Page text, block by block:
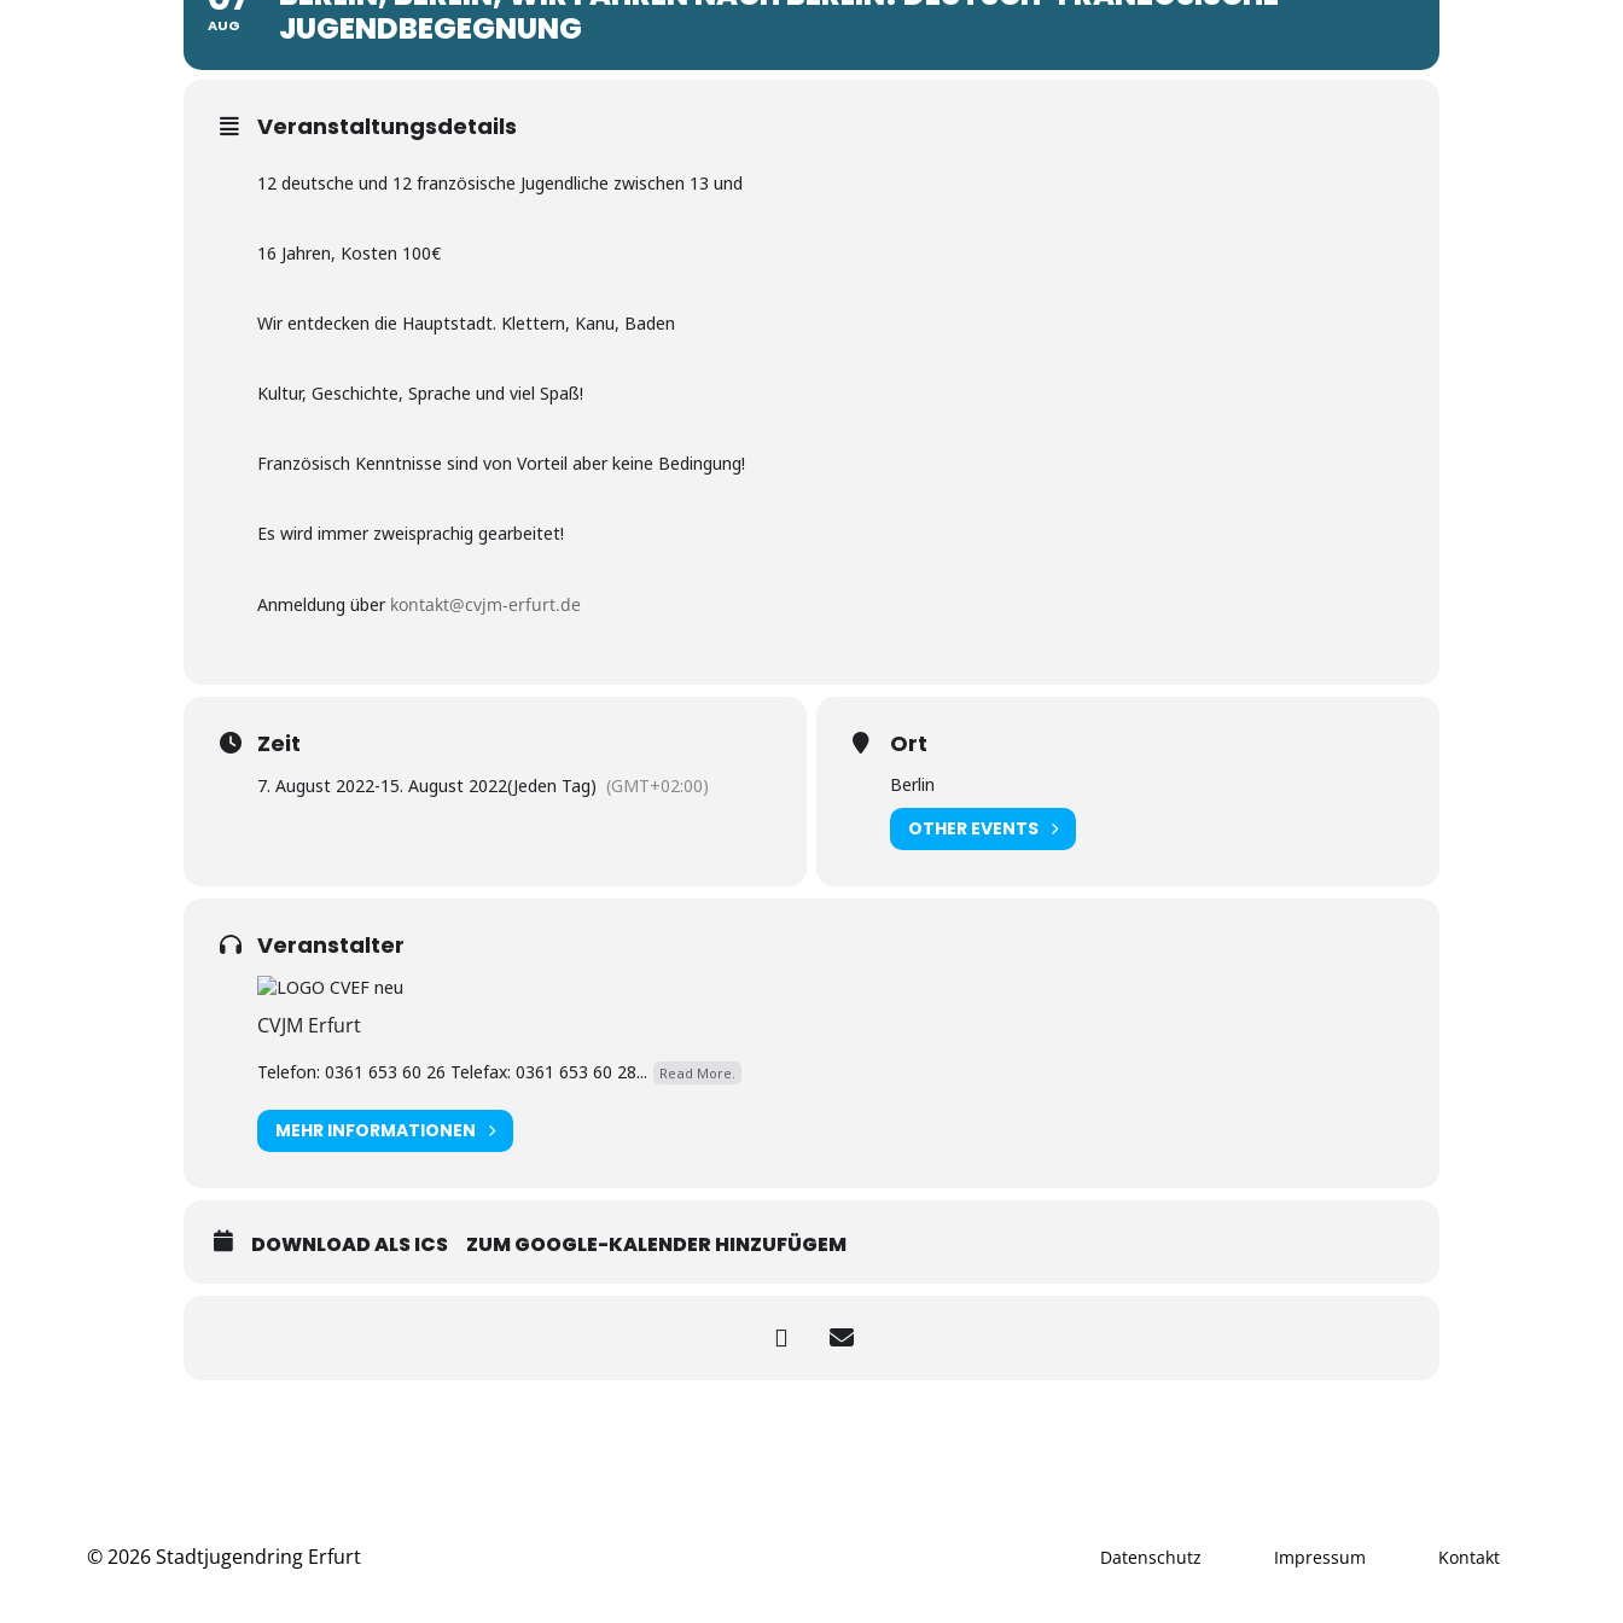
AUG
JUGENDBEGEGNUNG
Veranstaltungsdetails
12 deutsche und 12 französische Jugendliche zwischen 13 und
16 Jahren, Kosten 100€
Wir entdecken die Hauptstadt. Klettern, Kanu, Baden
Kultur, Geschichte, Sprache und viel Spaß!
Französisch Kenntnisse sind von Vorteil aber keine Bedingung!
Es wird immer zweisprachig gearbeitet!
Anmeldung über kontakt@cvjm-erfurt.de
Zeit
7. August 2022-15. August 2022(Jeden Tag) (GMT+02:00)
Ort
Berlin
OTHER EVENTS
Veranstalter
CVJM Erfurt
Telefon: 0361 653 60 26 Telefax: 0361 653 60 28... Read More.
MEHR INFORMATIONEN
DOWNLOAD ALS ICS ZUM GOOGLE-KALENDER HINZUFÜGEM
© 2026 Stadtjugendring Erfurt Datenschutz Impressum Kontakt